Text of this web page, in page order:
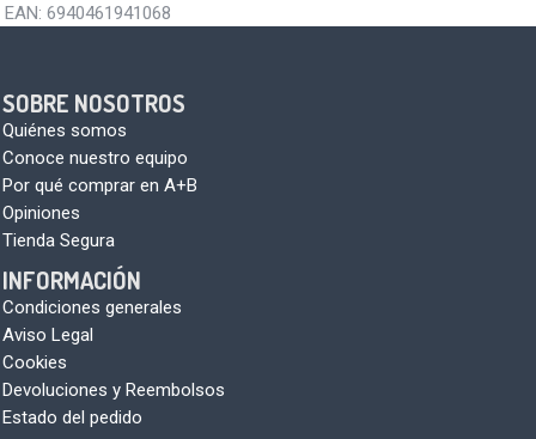
EAN: 6940461941068
SOBRE NOSOTROS
Quiénes somos
Conoce nuestro equipo
Por qué comprar en A+B
Opiniones
Tienda Segura
INFORMACIÓN
Condiciones generales
Aviso Legal
Cookies
Devoluciones y Reembolsos
Estado del pedido